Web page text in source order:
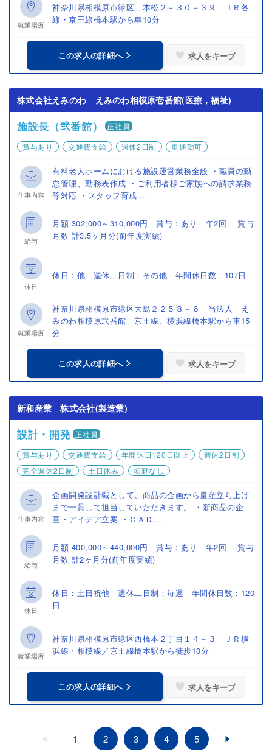
就業場所
神奈川県相模原市緑区二本松２－３０－３９ ＪＲ各
線・京王線橋本駅から車10分
この求人の詳細へ 求人をキープ
株式会社えみのわ えみのわ相模原壱番館(医療，福祉)
施設長（弐番館）
正社員
賞与あり
交通費支給 週休2日制 車通勤可
仕事内容
有料老人ホームにおける施設運営業務全般 ・職員の勤
怠管理、勤務表作成 ・ご利用者様ご家族への請求業務
等対応 ・スタッフ育成...
給与
月額 302,000～310,000円 賞与：あり 年2回 賞与
月数 計3.5ヶ月分(前年度実績)
休日
休日：他 週休二日制：その他 年間休日数：107日
就業場所
神奈川県相模原市緑区大島２２５８－６ 当法人 え
みのわ相模原弐番館 京王線、横浜線橋本駅から車15
分
この求人の詳細へ 求人をキープ
新和産業 株式会社(製造業)
設計・開発 正社員
賞与あり
交通費支給 年間休日120日以上
週休2日制
完全週休2日制
土日休み 転勤なし
仕事内容
企画開発設計職として、商品の企画から量産立ち上げ
まで一貫して担当していただきます。 ・新商品の企
画・アイデア立案 ・ＣＡＤ...
給与
月額 400,000～440,000円 賞与：あり 年2回 賞与
月数 計2ヶ月分(前年度実績)
休日
休日：土日祝他 週休二日制：毎週 年間休日数：120
日
就業場所
神奈川県相模原市緑区西橋本２丁目１４－３ ＪＲ横
浜線・相模線／京王線橋本駅から徒歩10分
この求人の詳細へ 求人をキープ
1 2 3 4 5